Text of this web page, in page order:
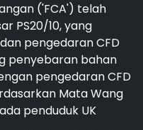
('FCA') telah
PS20/10, yang
pengedaran CFD
penyebaran bahan
pengedaran CFD
Mata Wang
penduduk UK